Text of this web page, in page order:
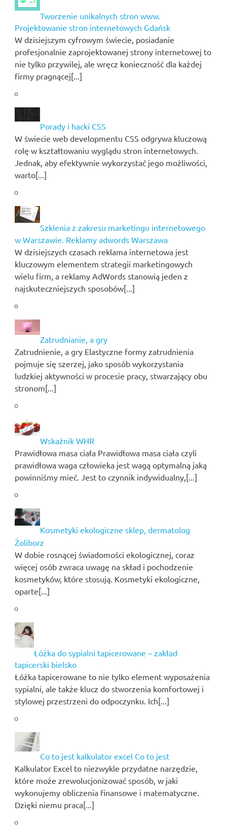
Tworzenie unikalnych stron www.
Projektowanie stron internetowych Gdańsk
W dzisiejszym cyfrowym świecie, posiadanie
profesjonalnie zaprojektowanej strony internetowej to
nie tylko przywilej, ale wręcz konieczność dla każdej
firmy pragnącej[...]
Porady i hacki CSS
W świecie web developmentu CSS odgrywa kluczową
rolę w kształtowaniu wyglądu stron internetowych.
Jednak, aby efektywnie wykorzystać jego możliwości,
warto[...]
Szklenia z zakresu marketingu internetowego
w Warszawie. Reklamy adwords Warszawa
W dzisiejszych czasach reklama internetowa jest
kluczowym elementem strategii marketingowych
wielu firm, a reklamy AdWords stanowią jeden z
najskuteczniejszych sposobów[...]
Zatrudnianie, a gry
Zatrudnienie, a gry Elastyczne formy zatrudnienia
pojmuje się szerzej, jako sposób wykorzystania
ludzkiej aktywności w procesie pracy, stwarzający obu
stronom[...]
Wskaźnik WHR
Prawidłowa masa ciała Prawidłowa masa ciała czyli
prawidłowa waga człowieka jest wagą optymalną jaką
powinniśmy mieć. Jest to czynnik indywidualny,[...]
Kosmetyki ekologiczne sklep, dermatolog
Żoliborz
W dobie rosnącej świadomości ekologicznej, coraz
więcej osób zwraca uwagę na skład i pochodzenie
kosmetyków, które stosują. Kosmetyki ekologiczne,
oparte[...]
Łóżka do sypialni tapicerowane – zakład
tapicerski bielsko
Łóżka tapicerowane to nie tylko element wyposażenia
sypialni, ale także klucz do stworzenia komfortowej i
stylowej przestrzeni do odpoczynku. Ich[...]
Co to jest kalkulator excel Co to jest
Kalkulator Excel to niezwykle przydatne narzędzie,
które może zrewolucjonizować sposób, w jaki
wykonujemy obliczenia finansowe i matematyczne.
Dzięki niemu praca[...]